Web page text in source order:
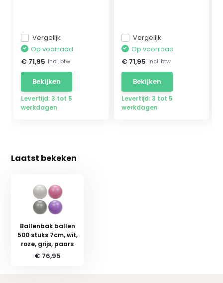
Vergelijk
Op voorraad
€ 71,95 Incl. btw
Bekijken
Levertijd: 3 tot 5
werkdagen
Vergelijk
Op voorraad
€ 71,95 Incl. btw
Bekijken
Levertijd: 3 tot 5
werkdagen
Laatst bekeken
Ballenbak ballen
500 stuks 7cm, wit,
roze, grijs, paars
€ 76,95